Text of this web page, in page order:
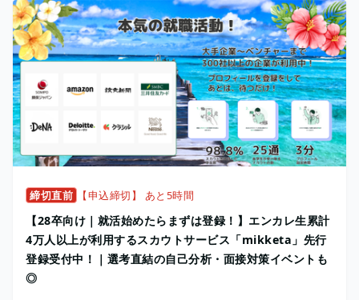
締切直前 【申込締切】 あと5時間
【28卒向け｜就活始めたらまずは登録！】エンカレ生累計
4万人以上が利用するスカウトサービス「mikketa」先行
登録受付中！｜選考直結の自己分析・面接対策イベントも
◎